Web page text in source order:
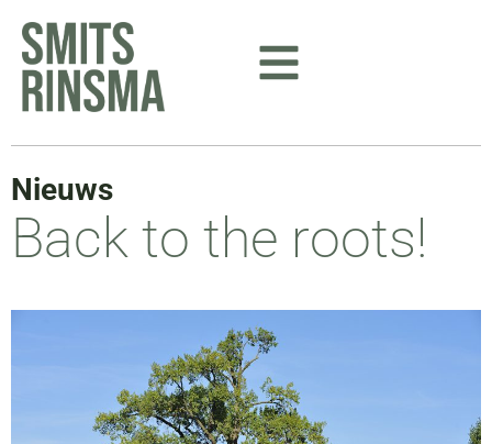
naar
inhoud
Nieuws
Back to the roots!